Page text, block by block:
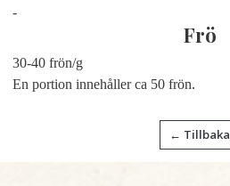
-
Frö
30-40 frön/g
En portion innehåller ca 50 frön.
← Tillbaka